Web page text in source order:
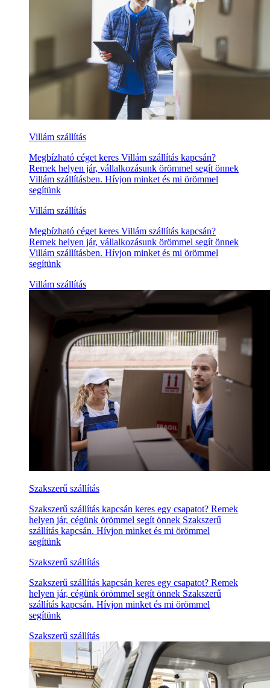
Villám szállítás
Megbízható céget keres Villám szállítás kapcsán?
Remek helyen jár, vállalkozásunk örömmel segít önnek
Villám szállításben. Hívjon minket és mi örömmel
segítünk
Villám szállítás
Megbízható céget keres Villám szállítás kapcsán?
Remek helyen jár, vállalkozásunk örömmel segít önnek
Villám szállításben. Hívjon minket és mi örömmel
segítünk
Villám szállítás
Szakszerű szállítás
Szakszerű szállítás kapcsán keres egy csapatot? Remek
helyen jár, cégünk örömmel segít önnek Szakszerű
szállítás kapcsán. Hívjon minket és mi örömmel
segítünk
Szakszerű szállítás
Szakszerű szállítás kapcsán keres egy csapatot? Remek
helyen jár, cégünk örömmel segít önnek Szakszerű
szállítás kapcsán. Hívjon minket és mi örömmel
segítünk
Szakszerű szállítás